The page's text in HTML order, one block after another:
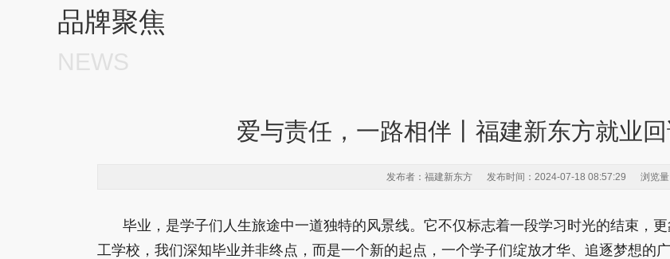
品牌聚焦
NEWS
爱与责任，一路相伴丨福建新东方就业回
发布者：福建新东方 发布时间：2024-07-18 08:57:29 浏览量
毕业，是学子们人生旅途中一道独特的风景线。它不仅标志着一段学习时光的结束，
工学校，我们深知毕业并非终点，而是一个新的起点，一个学子们绽放才华、追逐梦想的广